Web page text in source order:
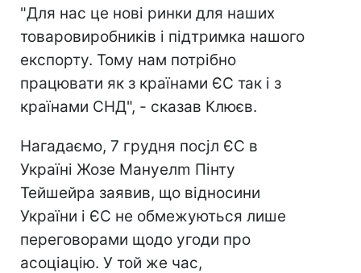
"Для нас це нові ринки для наших
товаровиробників і підтримка нашого
експорту. Тому нам потрібно
працювати як з країнами ЄС так і з
країнами СНД", - сказав Клюєв.
Нагадаємо, 7 грудня посjл ЄС в
Україні Жозе Мануелm Пінту
Тейшейра заявив, що відносини
України і ЄС не обмежуються лише
переговорами щодо угоди про
асоціацію. У той же час,